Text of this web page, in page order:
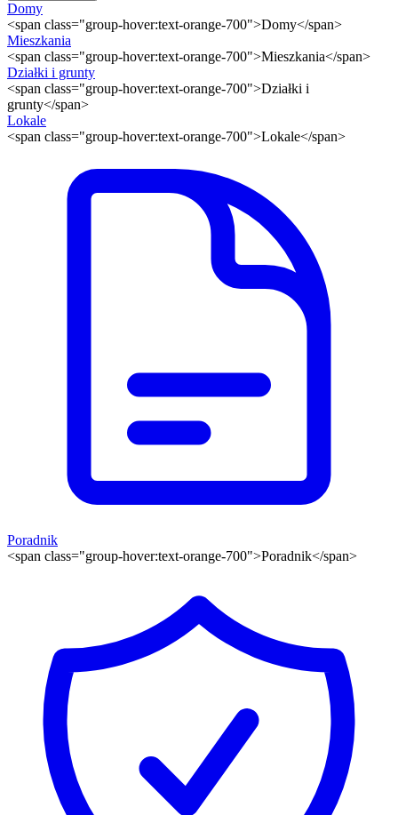
Domy
<span class="group-hover:text-orange-700">Domy</span>
Mieszkania
<span class="group-hover:text-orange-700">Mieszkania</span>
Działki i grunty
<span class="group-hover:text-orange-700">Działki i
grunty</span>
Lokale
<span class="group-hover:text-orange-700">Lokale</span>
Poradnik
<span class="group-hover:text-orange-700">Poradnik</span>